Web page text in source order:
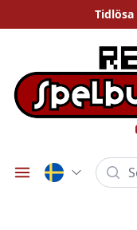
Tidlösa
Öppna meny
Sök